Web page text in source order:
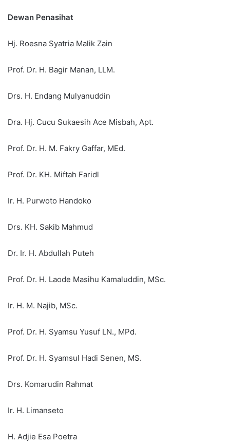
Dewan Penasihat
Hj. Roesna Syatria Malik Zain
Prof. Dr. H. Bagir Manan, LLM.
Drs. H. Endang Mulyanuddin
Dra. Hj. Cucu Sukaesih Ace Misbah, Apt.
Prof. Dr. H. M. Fakry Gaffar, MEd.
Prof. Dr. KH. Miftah Faridl
Ir. H. Purwoto Handoko
Drs. KH. Sakib Mahmud
Dr. Ir. H. Abdullah Puteh
Prof. Dr. H. Laode Masihu Kamaluddin, MSc.
Ir. H. M. Najib, MSc.
Prof. Dr. H. Syamsu Yusuf LN., MPd.
Prof. Dr. H. Syamsul Hadi Senen, MS.
Drs. Komarudin Rahmat
Ir. H. Limanseto
H. Adjie Esa Poetra